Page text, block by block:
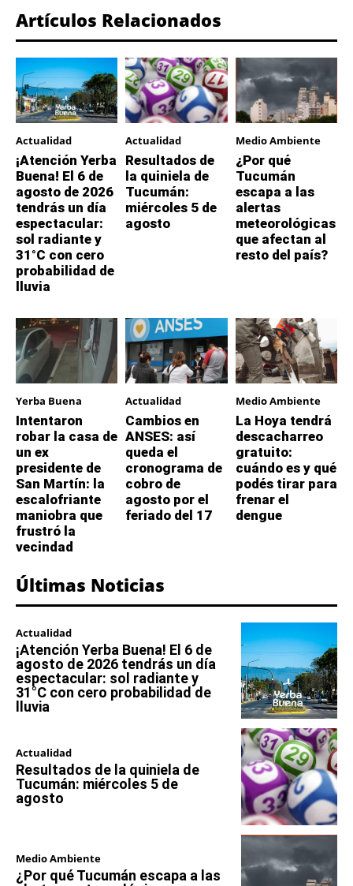
Artículos Relacionados
Actualidad
¡Atención Yerba
Buena! El 6 de
agosto de 2026
tendrás un día
espectacular:
sol radiante y
31°C con cero
probabilidad de
lluvia
Actualidad
Resultados de
la quiniela de
Tucumán:
miércoles 5 de
agosto
Medio Ambiente
¿Por qué
Tucumán
escapa a las
alertas
meteorológicas
que afectan al
resto del país?
Yerba Buena
Intentaron
robar la casa de
un ex
presidente de
San Martín: la
escalofriante
maniobra que
frustró la
vecindad
Actualidad
Cambios en
ANSES: así
queda el
cronograma de
cobro de
agosto por el
feriado del 17
Medio Ambiente
La Hoya tendrá
descacharreo
gratuito:
cuándo es y qué
podés tirar para
frenar el
dengue
Últimas Noticias
Actualidad
¡Atención Yerba Buena! El 6 de
agosto de 2026 tendrás un día
espectacular: sol radiante y
31°C con cero probabilidad de
lluvia
Actualidad
Resultados de la quiniela de
Tucumán: miércoles 5 de
agosto
Medio Ambiente
¿Por qué Tucumán escapa a las